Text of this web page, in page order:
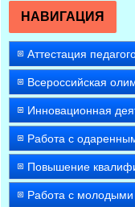
НАВИГАЦИЯ
Аттестация
Всероссийская
Инновационная
Работа с
Повышение
Работа с молодыми